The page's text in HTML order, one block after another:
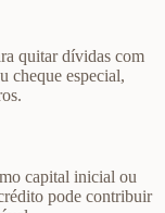
quitar dívidas com
cheque especial,
capital inicial ou
pode contribuir